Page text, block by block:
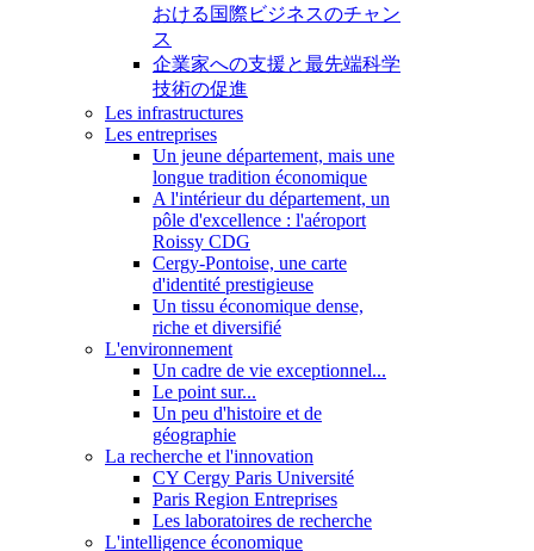
おける国際ビジネスのチャン
ス
企業家への支援と最先端科学
技術の促進
Les infrastructures
Les entreprises
Un jeune département, mais une
longue tradition économique
A l'intérieur du département, un
pôle d'excellence : l'aéroport
Roissy CDG
Cergy-Pontoise, une carte
d'identité prestigieuse
Un tissu économique dense,
riche et diversifié
L'environnement
Un cadre de vie exceptionnel...
Le point sur...
Un peu d'histoire et de
géographie
La recherche et l'innovation
CY Cergy Paris Université
Paris Region Entreprises
Les laboratoires de recherche
L'intelligence économique